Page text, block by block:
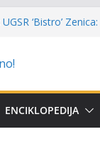
UGSR ‘Bistro’
i amura’
osobe sa
Održan 15.
ENCIKLOPEDIJA